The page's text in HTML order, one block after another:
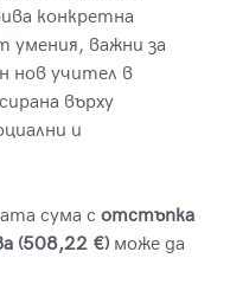
конкретна
важни за
нов учител в
върху
и
сума с отстъпка
(508,22 €)може да